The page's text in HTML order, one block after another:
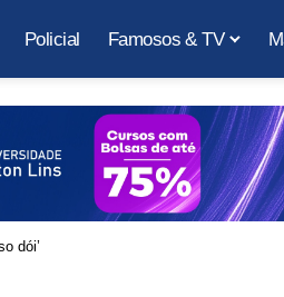
Policial Famosos & TV
dói’